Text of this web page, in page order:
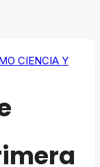
CIENCIA Y